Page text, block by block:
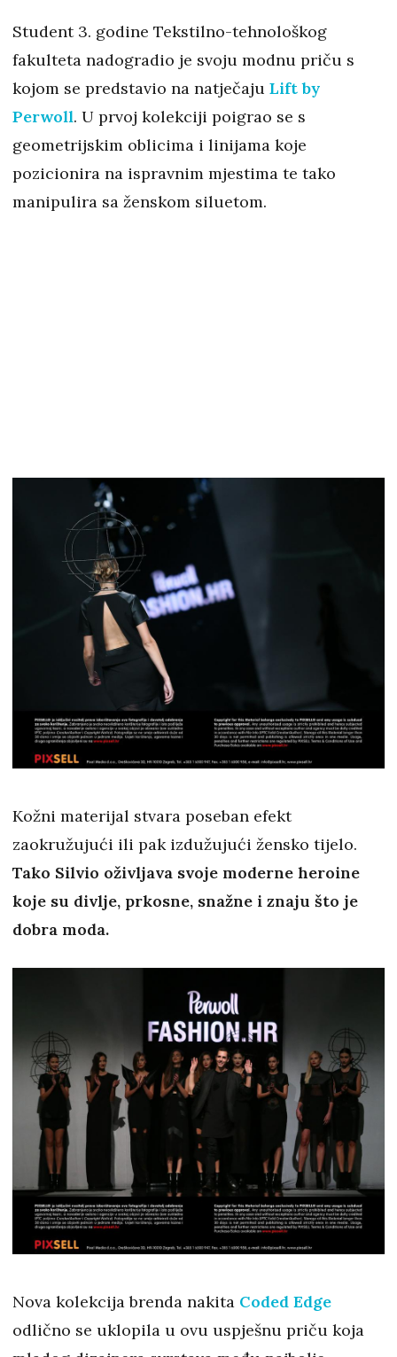
Student 3. godine Tekstilno-tehnološkog
fakulteta nadogradio je svoju modnu priču s
kojom se predstavio na natječaju Lift by
Perwoll. U prvoj kolekciji poigrao se s
geometrijskim oblicima i linijama koje
pozicionira na ispravnim mjestima te tako
manipulira sa ženskom siluetom.
Kožni materijal stvara poseban efekt
zaokružujući ili pak izdužujući žensko tijelo.
Tako Silvio oživljava svoje moderne heroine
koje su divlje, prkosne, snažne i znaju što je
dobra moda.
Nova kolekcija brenda nakita Coded Edge
odlično se uklopila u ovu uspješnu priču koja